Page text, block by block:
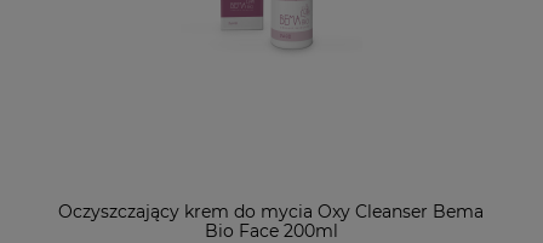
Oczyszczający krem do mycia Oxy Cleanser Bema
Bio Face 200ml